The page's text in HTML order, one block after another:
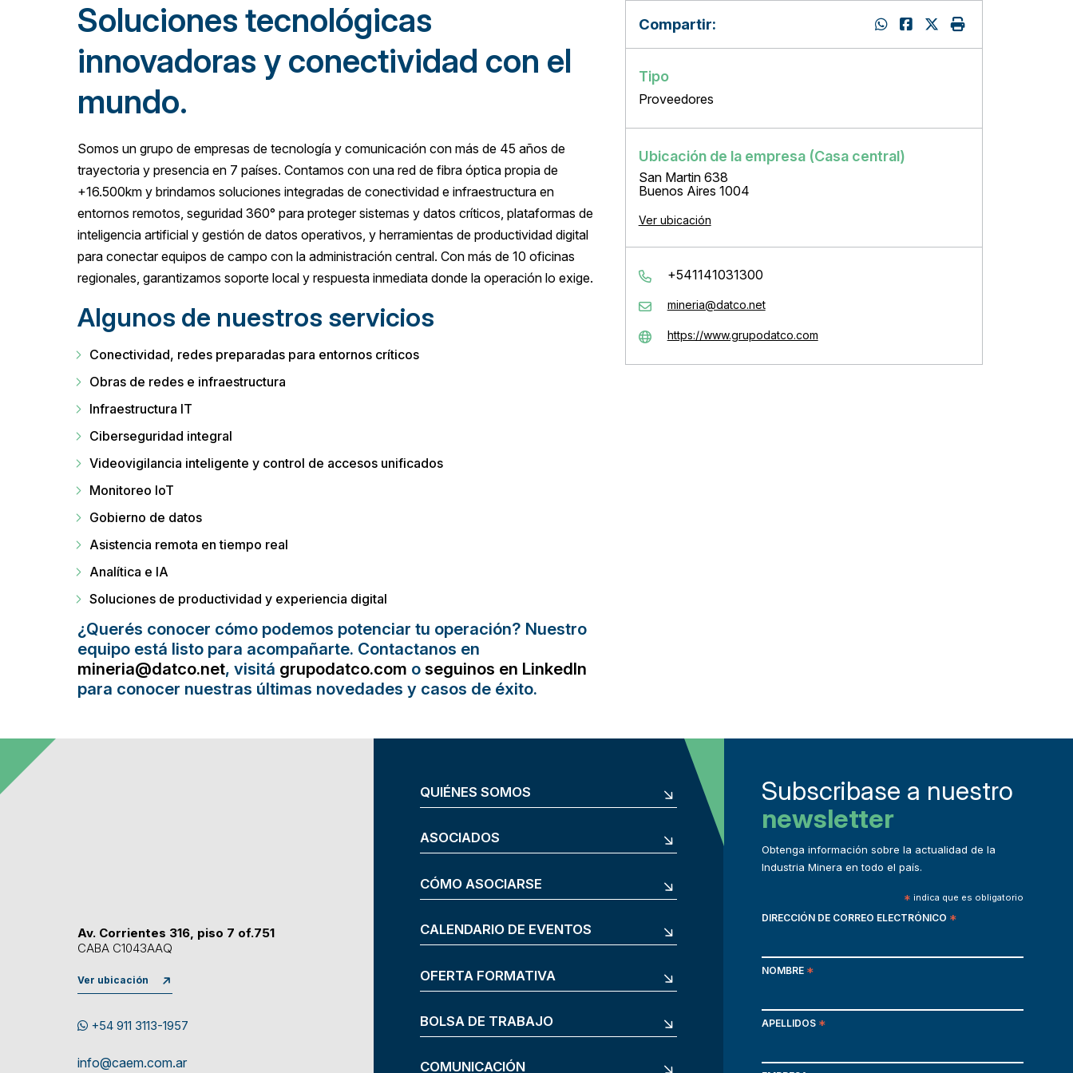
Soluciones tecnológicas
innovadoras y conectividad con el
mundo.
Somos un grupo de empresas de tecnología y comunicación con más de 45 años de
trayectoria y presencia en 7 países. Contamos con una red de fibra óptica propia de
+16.500km y brindamos soluciones integradas de conectividad e infraestructura en
entornos remotos, seguridad 360° para proteger sistemas y datos críticos, plataformas de
inteligencia artificial y gestión de datos operativos, y herramientas de productividad digital
para conectar equipos de campo con la administración central. Con más de 10 oficinas
regionales, garantizamos soporte local y respuesta inmediata donde la operación lo exige.
Algunos de nuestros servicios
Conectividad, redes preparadas para entornos críticos
Obras de redes e infraestructura
Infraestructura IT
Ciberseguridad integral
Videovigilancia inteligente y control de accesos unificados
Monitoreo IoT
Gobierno de datos
Asistencia remota en tiempo real
Analítica e IA
Soluciones de productividad y experiencia digital
¿Querés conocer cómo podemos potenciar tu operación? Nuestro
equipo está listo para acompañarte. Contactanos en
mineria@datco.net, visitá grupodatco.com o seguinos en LinkedIn
para conocer nuestras últimas novedades y casos de éxito.
Compartir:
Tipo
Proveedores
Ubicación de la empresa (Casa central)
San Martin 638
Buenos Aires 1004
Ver ubicación
+541141031300
mineria@datco.net
https://www.grupodatco.com
Av. Corrientes 316, piso 7 of.751
CABA C1043AAQ
Ver ubicación
+54 911 3113-1957
info@caem.com.ar
QUIÉNES SOMOS
ASOCIADOS
CÓMO ASOCIARSE
CALENDARIO DE EVENTOS
OFERTA FORMATIVA
BOLSA DE TRABAJO
COMUNICACIÓN
Subscribase a nuestro
newsletter
Obtenga información sobre la actualidad de la
Industria Minera en todo el país.
* indica que es obligatorio
DIRECCIÓN DE CORREO ELECTRÓNICO *
NOMBRE *
APELLIDOS *